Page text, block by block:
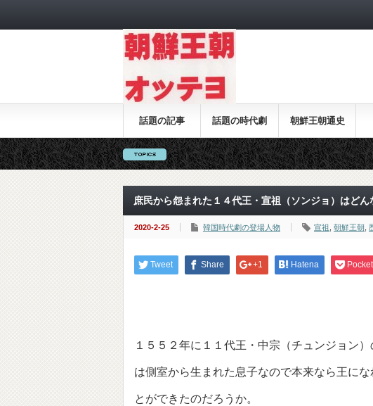
話題の記事 話題の時代劇 朝鮮王朝通史
庶民から怨まれた１４代王・宣祖（ソンジョ）はど
2020-2-25 韓国時代劇の登場人物 宣祖 朝鮮王朝
Tweet Share +1 Hatena Pocket
１５５２年に１１代王・中宗（チュンジョン
は側室から生まれた息子なので本来なら王に
とができたのだろうか。